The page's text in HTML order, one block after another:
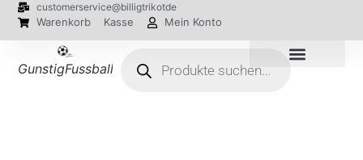
customerservice@billigtrikotde
Warenkorb Kasse Mein Konto
GunstigFussballTrikot